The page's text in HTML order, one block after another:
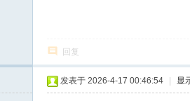
回复
发表于 2026-4-17 00:46:54 显